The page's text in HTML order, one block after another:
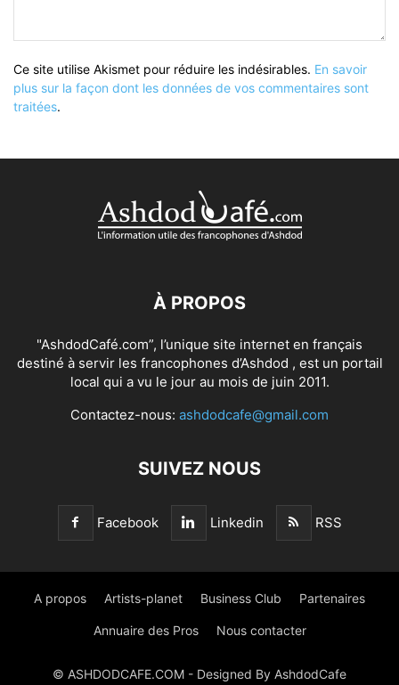
Ce site utilise Akismet pour réduire les indésirables. En savoir
plus sur la façon dont les données de vos commentaires sont
traitées.
À PROPOS
"AshdodCafé.com”, l’unique site internet en français
destiné à servir les francophones d’Ashdod , est un portail
local qui a vu le jour au mois de juin 2011.
Contactez-nous: ashdodcafe@gmail.com
SUIVEZ NOUS
Facebook Linkedin RSS
A propos Artists-planet Business Club Partenaires
Annuaire des Pros Nous contacter
© ASHDODCAFE.COM - Designed By AshdodCafe